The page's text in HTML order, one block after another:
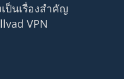
ป็นเรื่องสำคัญ
VPN